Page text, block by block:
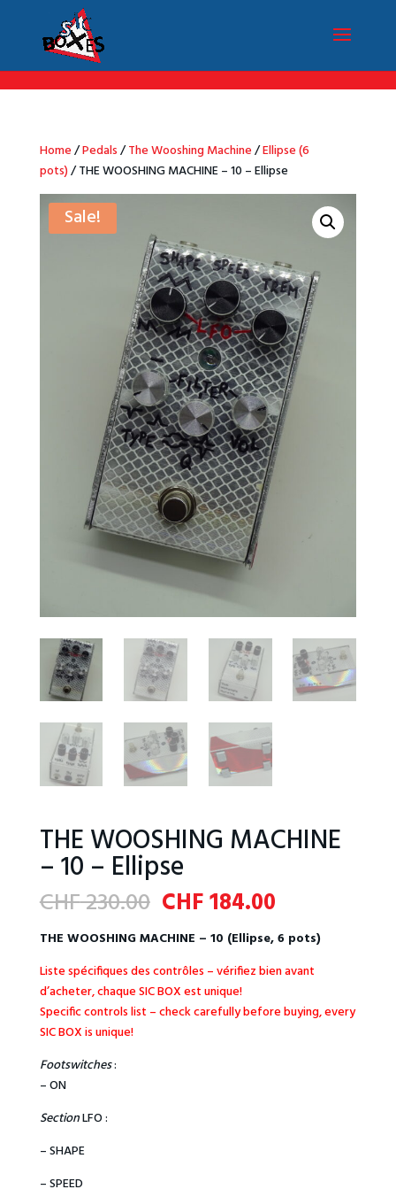
/*Menu par langue*/
Home/Pedals/The Wooshing Machine/Ellipse (6
pots)/ THE WOOSHING MACHINE – 10 – Ellipse
Sale!
THE WOOSHING MACHINE
– 10 – Ellipse
CHF230.00 Original
was:
CHF 230.00.
CHF184.00Current
is:
CHF 184.00.
THE WOOSHING MACHINE – 10 (Ellipse, 6 pots)
Liste spécifiques des contrôles – vérifiez bien avant
d’acheter, chaque SIC BOX est unique!
Specific controls list – check carefully before buying, every
SIC BOX is unique!
Footswitches:
– ON
SectionLFO :
– SHAPE
– SPEED